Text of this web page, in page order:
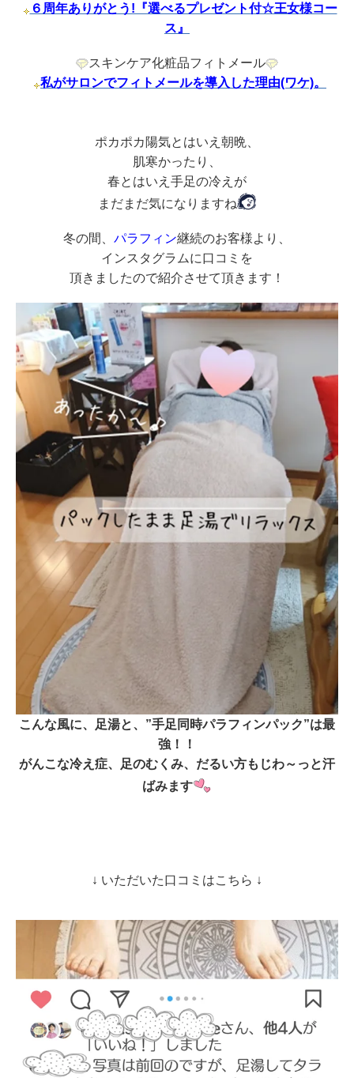
６周年ありがとう!『選べるプレゼント付☆王女様コー
ス』
スキンケア化粧品フィトメール
私がサロンでフィトメールを導入した理由(ワケ)。
ポカポカ陽気とはいえ朝晩、
肌寒かったり、
春とはいえ手足の冷えが
まだまだ気になりますね
冬の間、 パラフィン継続のお客様より、
インスタグラムに口コミを
頂きましたので紹介させて頂きます！
こんな風に、足湯と、”手足同時パラフィンパック”は最
強！！
がんこな冷え症、足のむくみ、だるい方もじわ～っと汗
ばみます
↓ いただいた口コミはこちら ↓